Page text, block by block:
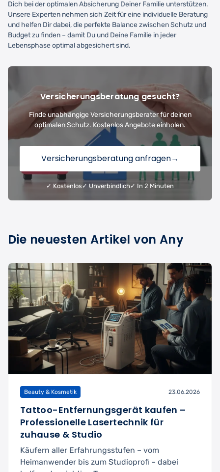
Dich bei der optimalen Absicherung Deiner Familie unterstützen.
Unsere Experten nehmen sich Zeit für eine individuelle Beratung
und helfen Dir dabei, die perfekte Balance zwischen Schutz und
Budget zu finden – damit Du und Deine Familie in jeder
Lebensphase optimal abgesichert sind.
Versicherungsberatung gesucht?
Finde unabhängige Versicherungsberater für deinen
optimalen Schutz. Kostenlos Angebote einholen.
Versicherungsberatung anfragen→
✓ Kostenlos ✓ Unverbindlich ✓ In 2 Minuten
Die neuesten Artikel von Any
Beauty & Kosmetik 23.06.2026
Tattoo-Entfernungsgerät kaufen –
Professionelle Lasertechnik für
zuhause & Studio
Käufern aller Erfahrungsstufen – vom
Heimanwender bis zum Studioprofi – dabei